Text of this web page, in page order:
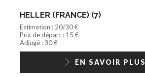
HELLER (FRANCE) (7)
Estimation : 20/30 €
Prix de départ : 15 €
Adjugé : 30 €
EN SAVOIR PLUS